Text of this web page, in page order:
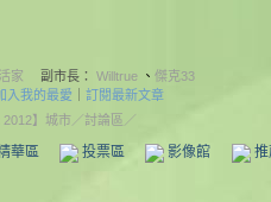
家 副市長： Willtrue 、 傑克33
入我的最愛
訂閱最新文章
2012】城市 ／討論區／
華區 投票區 影像館